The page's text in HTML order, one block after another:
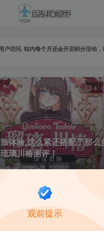
户访问, 站内每个月还会开启积分活动
体验,这么紧还搭配了那么
璃川椿测评！
评测 正文
4
观前提示